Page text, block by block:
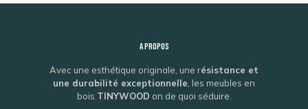
A propos
Avec une esthétique originale, une résistance et
une durabilité exceptionnelle , les meubles en
bois TINYWOOD on de quoi séduire.